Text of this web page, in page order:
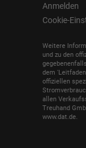
Anmelden
Cookie-
Weitere
und zu den
dem
offiziellen
allen
Treuhand
www.dat.de.